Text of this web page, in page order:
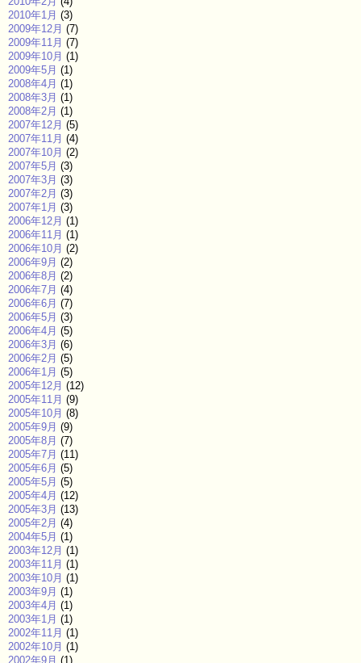
2010年1月 (3)
2009年12月 (7)
2009年11月 (7)
2009年10月 (1)
2009年5月 (1)
2008年4月 (1)
2008年3月 (1)
2008年2月 (1)
2007年12月 (5)
2007年11月 (4)
2007年10月 (2)
2007年5月 (3)
2007年3月 (3)
2007年2月 (3)
2007年1月 (3)
2006年12月 (1)
2006年11月 (1)
2006年10月 (2)
2006年9月 (2)
2006年8月 (2)
2006年7月 (4)
2006年6月 (7)
2006年5月 (3)
2006年4月 (5)
2006年3月 (6)
2006年2月 (5)
2006年1月 (5)
2005年12月 (12)
2005年11月 (9)
2005年10月 (8)
2005年9月 (9)
2005年8月 (7)
2005年7月 (11)
2005年6月 (5)
2005年5月 (5)
2005年4月 (12)
2005年3月 (13)
2005年2月 (4)
2004年5月 (1)
2003年12月 (1)
2003年11月 (1)
2003年10月 (1)
2003年9月 (1)
2003年4月 (1)
2003年1月 (1)
2002年11月 (1)
2002年10月 (1)
2002年9月 (1)